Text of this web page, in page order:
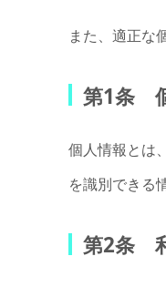
また、適正な
第1条
個人情報とは
を識別できる
第2条